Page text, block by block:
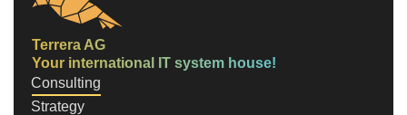
Terrera AG
Your international IT system house!
Consulting
Strategy